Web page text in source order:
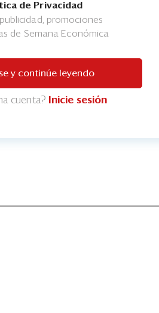
de Privacidad
promociones
de Semana Económica
y continúe leyendo
cuenta? Inicie sesión